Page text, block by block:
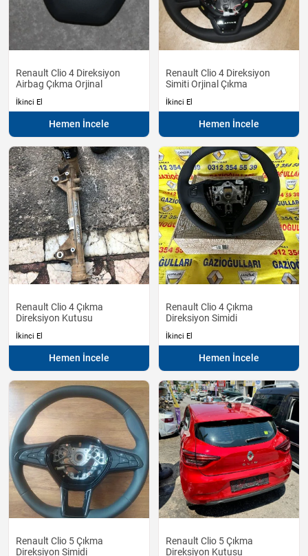
Renault Clio 4 Direksiyon
Airbag Çıkma Orjinal
İkinci El
Hemen İncele
Renault Clio 4 Direksiyon
Simiti Orjinal Çıkma
İkinci El
Hemen İncele
Renault Clio 4 Çıkma
Direksiyon Kutusu
İkinci El
Hemen İncele
Renault Clio 4 Çıkma
Direksiyon Simidi
İkinci El
Hemen İncele
Renault Clio 5 Çıkma
Direksiyon Simidi
Renault Clio 5 Çıkma
Direksiyon Kutusu